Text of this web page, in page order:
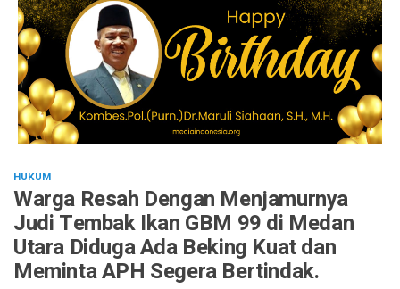
HUKUM
Warga Resah Dengan Menjamurnya
Judi Tembak Ikan GBM 99 di Medan
Utara Diduga Ada Beking Kuat dan
Meminta APH Segera Bertindak.